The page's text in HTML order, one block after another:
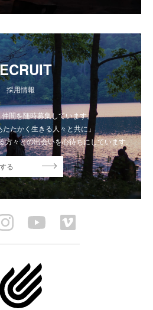
採用情報
間を随時募集しています。
たたかく生きる人々と共に」
方々との出会いを心待ちにしています。
る